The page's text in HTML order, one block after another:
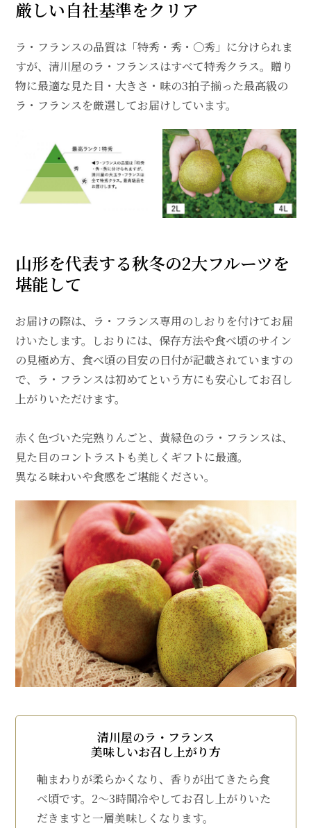
厳しい自社基準をクリア
ラ・フランスの品質は「特秀・秀・〇秀」に分けられま
すが、清川屋のラ・フランスはすべて特秀クラス。贈り
物に最適な見た目・大きさ・味の3拍子揃った最高級の
ラ・フランスを厳選してお届けしています。
山形を代表する秋冬の2大フルーツを
堪能して
お届けの際は、ラ・フランス専用のしおりを付けてお届
けいたします。しおりには、保存方法や食べ頃のサイン
の見極め方、食べ頃の目安の日付が記載されていますの
で、ラ・フランスは初めてという方にも安心してお召し
上がりいただけます。
赤く色づいた完熟りんごと、黄緑色のラ・フランスは、
見た目のコントラストも美しくギフトに最適。
異なる味わいや食感をご堪能ください。
清川屋のラ・フランス
美味しいお召し上がり方
軸まわりが柔らかくなり、香りが出てきたら食
べ頃です。2～3時間冷やしてお召し上がりいた
だきますと一層美味しくなります。